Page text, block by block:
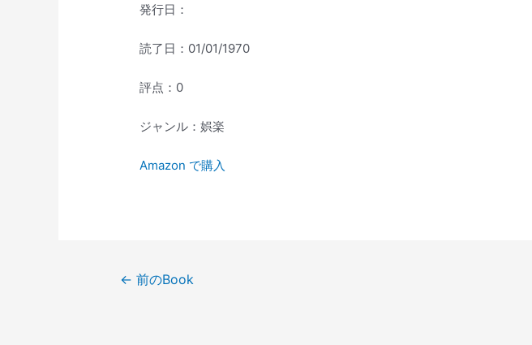
発行日：
読了日：01/01/1970
評点：0
ジャンル：娯楽
Amazon で購入
← 前のBook